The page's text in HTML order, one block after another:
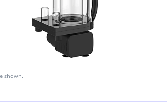
shown.